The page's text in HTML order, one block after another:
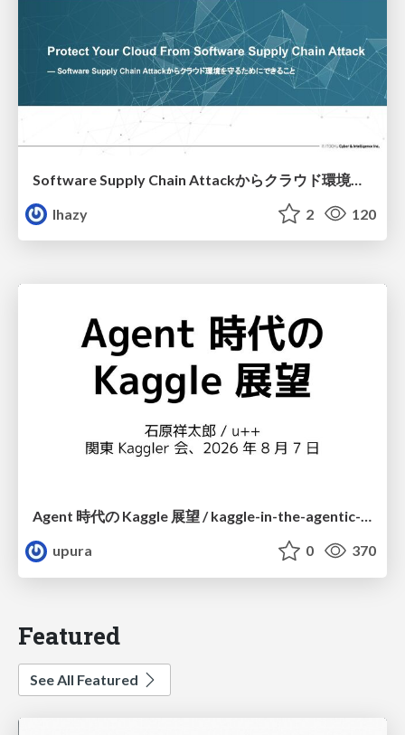
lhazy
2 120
Agent 時代の Kaggle 展望 / kaggle-in-the-agentic-era
upura
0 370
Featured
See All Featured